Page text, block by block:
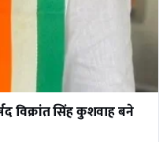
विक्रांत सिंह कुशवाह बने